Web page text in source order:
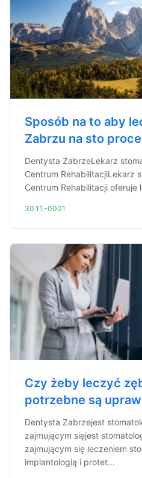
Sposób na to aby
Zabrzu na sto
Dentysta ZabrzeLekarz
Centrum RehabilitacjiLekarz
Centrum Rehabilitacji oferuje
30.11.-0001
Czy żeby leczyć
potrzebne są
Dentysta Zabrzejest
zajmującym sięjest
zajmującym się leczeniem
implantologią i protet...